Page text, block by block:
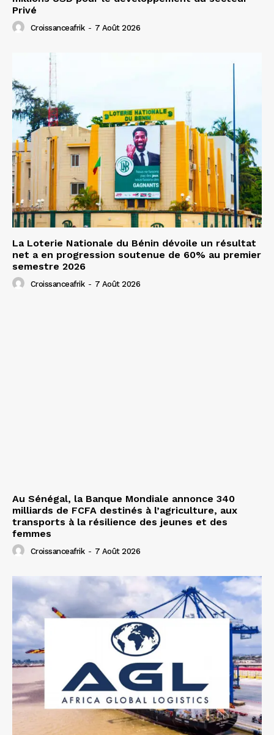
Privé
Croissanceafrik - 7 Août 2026
La Loterie Nationale du Bénin dévoile un résultat
net a en progression soutenue de 60% au premier
semestre 2026
Croissanceafrik - 7 Août 2026
Au Sénégal, la Banque Mondiale annonce 340
milliards de FCFA destinés à l’agriculture, aux
transports à la résilience des jeunes et des
femmes
Croissanceafrik - 7 Août 2026